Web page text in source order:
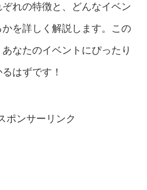
れの特徴と、どんなイベン
かを詳しく解説します。この
なたのイベントにぴったり
はずです！
ポンサーリンク